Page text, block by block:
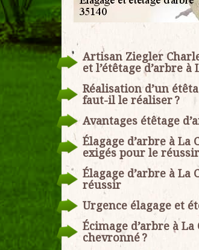
Artisan Ziegler
et l’étêtage d’arbre
Réalisation d’un
faut-il le réaliser ?
Avantages étêtage
Élagage d’arbre à
exigés pour le réussir
Élagage d’arbre à
réussir
Urgence élagage et
Écimage d’arbre à
chevronné ?